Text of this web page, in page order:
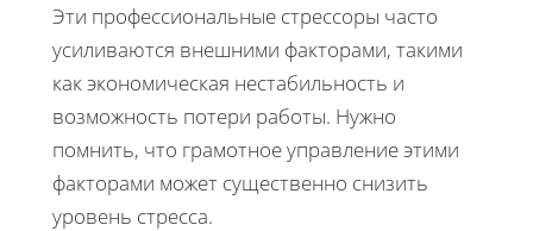
Эти профессиональные стрессоры часто
усиливаются внешними факторами, такими
как экономическая нестабильность и
возможность потери работы. Нужно
помнить, что грамотное управление этими
факторами может существенно снизить
уровень стресса.